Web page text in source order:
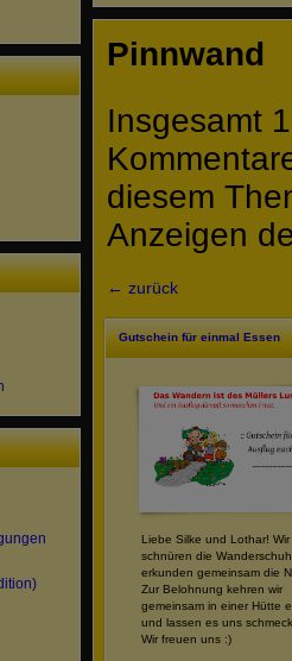
Pinnwand
Insgesamt
diesem
Anzeigen
← zurück
Gutschein für einmal Essen
Liebe Silke und Lothar! Wir
schnüren die
erkunden gemeinsam die
Zur Belohnung kehren wir
gemeinsam in einer Hütte
und lassen es uns
Wir freuen uns :)